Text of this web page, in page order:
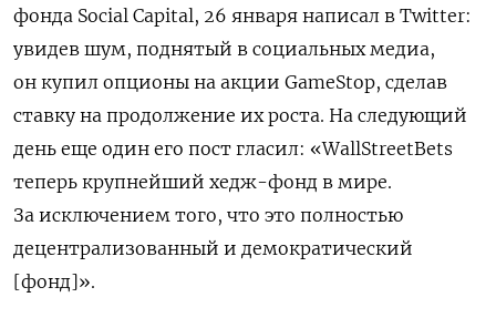
фонда Social Capital, 26 января написал в Twitter:
увидев шум, поднятый в социальных медиа,
он купил опционы на акции GameStop, сделав
ставку на продолжение их роста. На следующий
день еще один его пост гласил: «WallStreetBets
теперь крупнейший хедж-фонд в мире.
За исключением того, что это полностью
децентрализованный и демократический
[фонд]».